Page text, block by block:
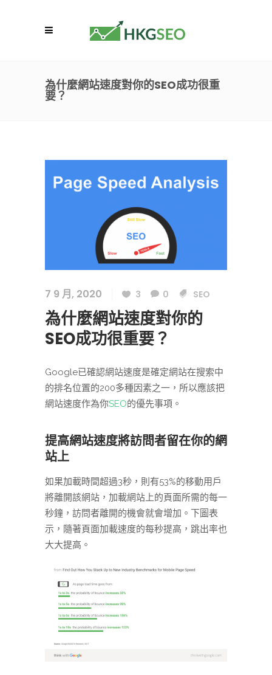
為什麼網站速度對你的SEO成功很重
要？
7 9 月, 2020 3 0 SEO
為什麼網站速度對你的
SEO成功很重要？
Google已確認網站速度是確定網站在搜索中
的排名位置的200多種因素之一，所以應該把
網站速度作為你SEO的優先事項。
提高網站速度將訪問者留在你的網
站上
如果加載時間超過3秒，則有53%的移動用戶
將離開該網站，加載網站上的頁面所需的每一
秒鐘，訪問者離開的機會就會增加。下圖表
示，隨著頁面加載速度的每秒提高，跳出率也
大大提高。